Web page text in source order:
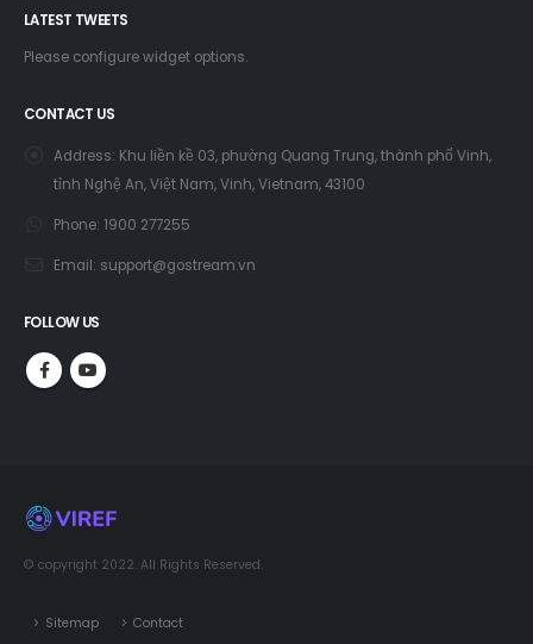
LATEST TWEETS
Please configure widget options.
CONTACT US
Address: Khu liền kề 03, phường Quang Trung, thành phố Vinh,
tỉnh Nghệ An, Việt Nam, Vinh, Vietnam, 43100
Phone: 1900 277255
Email: support@gostream.vn
FOLLOW US
© copyright 2022. All Rights Reserved.
Sitemap Contact